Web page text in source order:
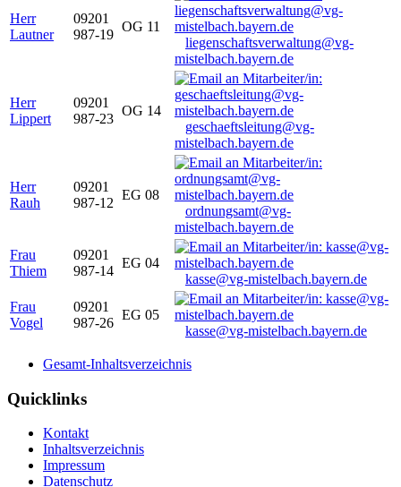
Herr
Lautner
09201
987-19
OG 11
liegenschaftsverwaltung@vg-
mistelbach.bayern.de
Herr
Lippert
09201
987-23
OG 14
geschaeftsleitung@vg-
mistelbach.bayern.de
Herr
Rauh
09201
987-12
EG 08
ordnungsamt@vg-
mistelbach.bayern.de
Frau
Thiem
09201
987-14
EG 04
kasse@vg-mistelbach.bayern.de
Frau
Vogel
09201
987-26
EG 05
kasse@vg-mistelbach.bayern.de
Gesamt-Inhaltsverzeichnis
Quicklinks
Kontakt
Inhaltsverzeichnis
Impressum
Datenschutz